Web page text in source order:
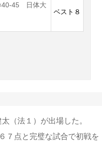
45 日体大
ベスト８
（法１）が出場した。
７点と完璧な試合で初戦を